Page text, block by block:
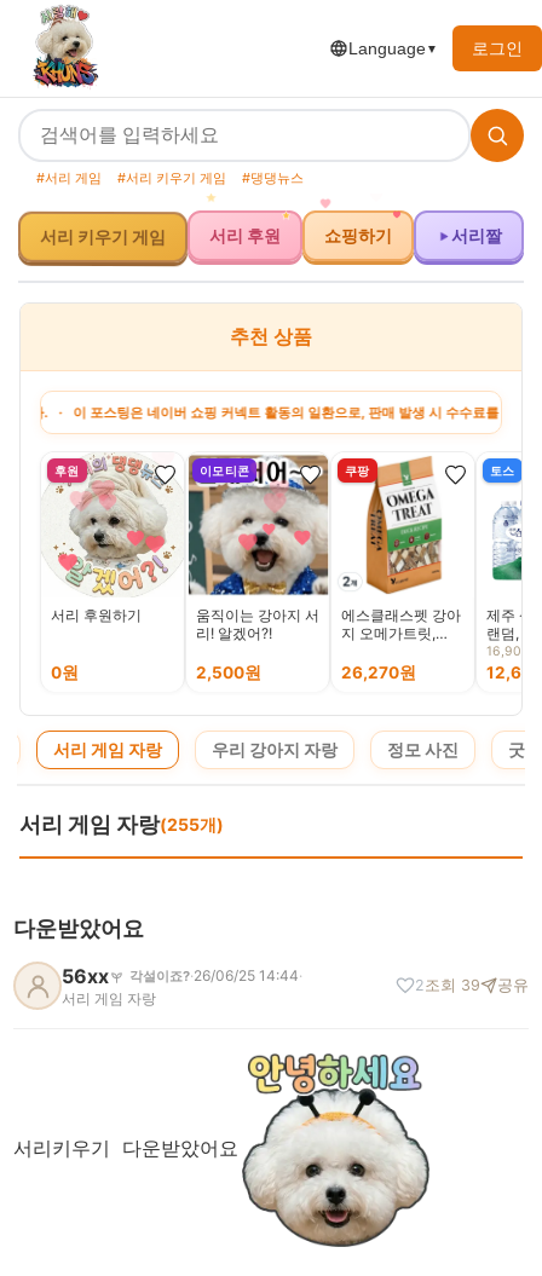
Language▼ 로그인
#서리 게임 #서리 키우기 게임 #댕댕뉴스
서리 키우기 게임 서리 후원 쇼핑하기 서리짤
추천 상품
이 포스팅은 네이버 쇼핑 커넥트 활동의 일환으로, 판매 발생 시 수수료를 제공받습
후원
서리 후원하기
0원
이모티콘
움직이는 강아지 서
리! 알겠어?!
2,500원
쿠팡
에스클래스펫 강아
지 오메가트릿,
26,270원
토스
제주 삼
랜덤,
16,900원
서리 게임 자랑 우리 강아지 자랑 정모 사진 굿
서리 게임 자랑(255개)
다운받았어요
56xx 각설이죠?·26/06/25 14:44·
서리 게임 자랑
2조회 39 공유
서리키우기 다운받았어요